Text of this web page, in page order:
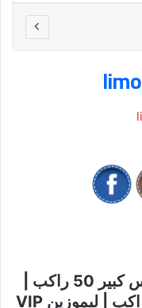
اتوبيس كبير 33 راكب | اتوبيس كبير 50 راكب |
كوستر 26 راكب | ليموزين 4 راكب | ليموزين VIP